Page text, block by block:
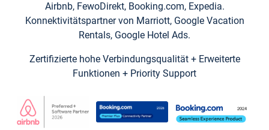
Airbnb, FewoDirekt, Booking.com, Expedia.
Konnektivitätspartner von Marriott, Google Vacation
Rentals, Google Hotel Ads.
Zertifizierte hohe Verbindungsqualität + Erweiterte
Funktionen + Priority Support